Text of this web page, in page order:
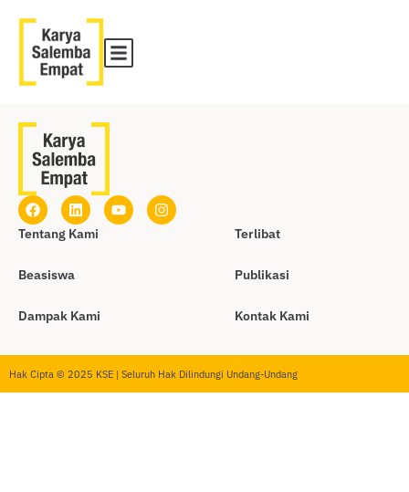
Tentang Kami
Beasiswa
Dampak Kami
Terlibat
Publikasi
Kontak Kami
Hak Cipta © 2025 KSE | Seluruh Hak Dilindungi Undang-Undang